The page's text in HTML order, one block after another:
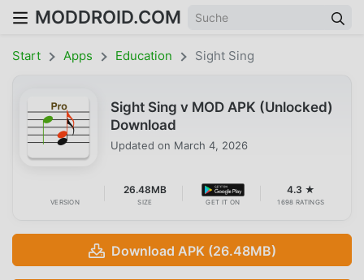
MODDROID.COM
Start Apps Education Sight Sing
Sight Sing v MOD APK (Unlocked)
Download
Updated on March 4, 2026
VERSION
26.48MB
SIZE GET IT ON
4.3 ★
1698 RATINGS
Download APK (26.48MB)